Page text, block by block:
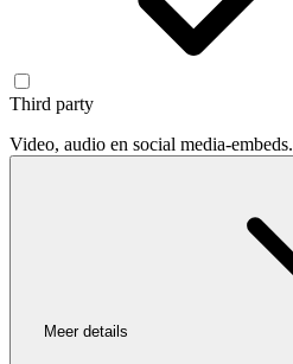
Third party
Video, audio en social media-embeds.
Meer details